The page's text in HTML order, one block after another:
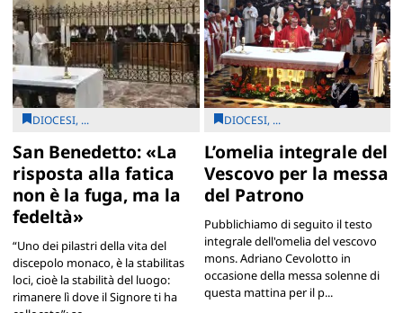
DIOCESI, ...
San Benedetto: «La
risposta alla fatica
non è la fuga, ma la
fedeltà»
“Uno dei pilastri della vita del
discepolo monaco, è la stabilitas
loci, cioè la stabilità del luogo:
rimanere lì dove il Signore ti ha
DIOCESI, ...
L’omelia integrale del
Vescovo per la messa
del Patrono
Pubblichiamo di seguito il testo
integrale dell'omelia del vescovo
mons. Adriano Cevolotto in
occasione della messa solenne di
questa mattina per il p...